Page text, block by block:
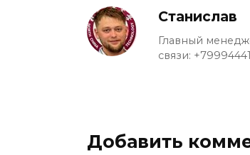
Станислав
Главный
связи:
Добавить